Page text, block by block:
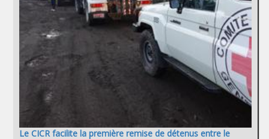
Le CICR facilite la première remise de détenus entre le